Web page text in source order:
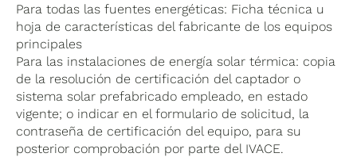
Para todas las fuentes energéticas: Ficha técnica u
hoja de características del fabricante de los equipos
principales
Para las instalaciones de energía solar térmica: copia
de la resolución de certificación del captador o
sistema solar prefabricado empleado, en estado
vigente; o indicar en el formulario de solicitud, la
contraseña de certificación del equipo, para su
posterior comprobación por parte del IVACE.